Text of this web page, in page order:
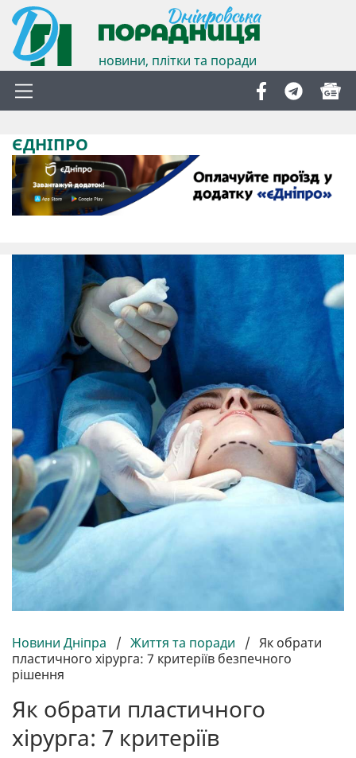
новини, плітки та поради
ЄДНІПРО
Новини Дніпра / Життя та поради / Як обрати
пластичного хірурга: 7 критеріїв безпечного
рішення
Як обрати пластичного
хірурга: 7 критеріїв